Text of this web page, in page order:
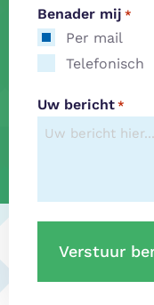
Benader mij *
Per mail
Telefonisch
Uw bericht *